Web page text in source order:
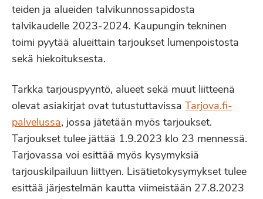
teiden ja alueiden talvikunnossapidosta
talvikaudelle 2023-2024. Kaupungin tekninen
toimi pyytää alueittain tarjoukset lumenpoistosta
sekä hiekoituksesta.
Tarkka tarjouspyyntö, alueet sekä muut liitteenä
olevat asiakirjat ovat tutustuttavissa Tarjova.fi-
palvelussa, jossa jätetään myös tarjoukset.
Tarjoukset tulee jättää 1.9.2023 klo 23 mennessä.
Tarjovassa voi esittää myös kysymyksiä
tarjouskilpailuun liittyen. Lisätietokysymykset tulee
esittää järjestelmän kautta viimeistään 27.8.2023